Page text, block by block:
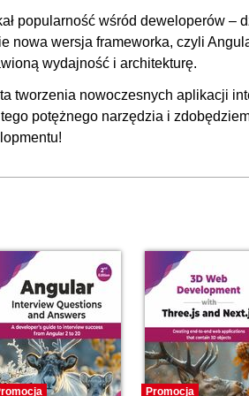
(dorosłych i dzieci)
oferty
dalszych zmian
popularność wśród deweloperów –
nowa wersja frameworka, czyli
wydajność i architekturę.
tworzenia nowoczesnych aplikacji
potężnego narzędzia i
Promocja